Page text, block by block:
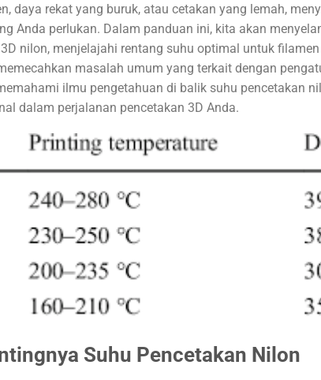
daya rekat yang buruk, atau cetakan yang lemah,
Anda perlukan. Dalam panduan ini, kita akan
nilon, menjelajahi rentang suhu optimal untuk
masalah umum yang terkait dengan
ilmu pengetahuan di balik suhu pencetakan
dalam perjalanan pencetakan 3D Anda.
Suhu Pencetakan Nilon